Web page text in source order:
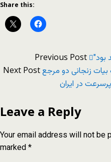
Share this:
Previous Post
Next Postبیات زنجانی دو مرجع
پرسرعت در ایران
Leave a Reply
Your email address will not be
marked*